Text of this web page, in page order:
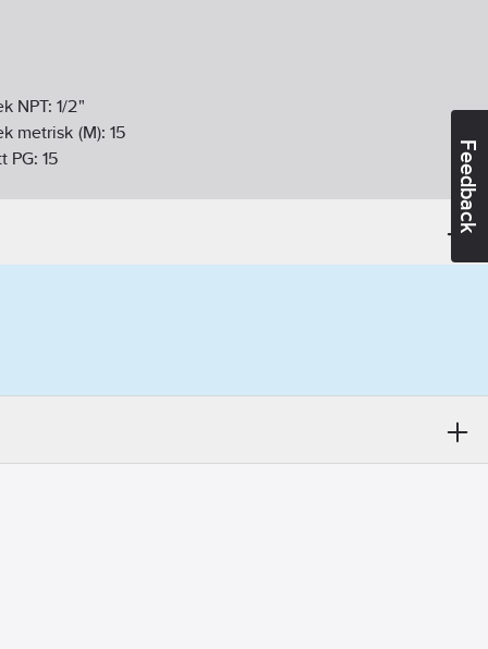
Feedback
NPT:1/2"
metrisk (M): 15
PG:15